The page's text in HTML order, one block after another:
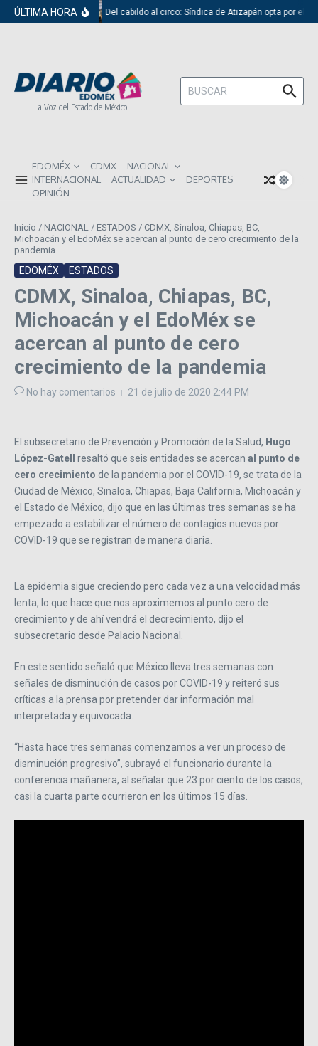
Saltar al contenido
ÚLTIMA HORA Del cabildo al circo: Síndica de Atizapán opta por el
La Voz del Estado de México
Buscar:
EDOMÉX CDMX
NACIONAL
INTERNACIONAL
ACTUALIDAD
DEPORTES
OPINIÓN
Inicio / NACIONAL / ESTADOS / CDMX, Sinaloa, Chiapas, BC,
Michoacán y el EdoMéx se acercan al punto de cero crecimiento de la
pandemia
EDOMÉX ESTADOS
CDMX, Sinaloa, Chiapas, BC,
Michoacán y el EdoMéx se
acercan al punto de cero
crecimiento de la pandemia
No hay comentarios 21 de julio de 2020 2:44 PM
El subsecretario de Prevención y Promoción de la Salud, Hugo
López-Gatell resaltó que seis entidades se acercan al punto de
cero crecimiento de la pandemia por el COVID-19, se trata de la
Ciudad de México, Sinaloa, Chiapas, Baja California, Michoacán y
el Estado de México, dijo que en las últimas tres semanas se ha
empezado a estabilizar el número de contagios nuevos por
COVID-19 que se registran de manera diaria.
La epidemia sigue creciendo pero cada vez a una velocidad más
lenta, lo que hace que nos aproximemos al punto cero de
crecimiento y de ahí vendrá el decrecimiento, dijo el
subsecretario desde Palacio Nacional.
En este sentido señaló que México lleva tres semanas con
señales de disminución de casos por COVID-19 y reiteró sus
críticas a la prensa por pretender dar información mal
interpretada y equivocada.
“Hasta hace tres semanas comenzamos a ver un proceso de
disminución progresivo”, subrayó el funcionario durante la
conferencia mañanera, al señalar que 23 por ciento de los casos,
casi la cuarta parte ocurrieron en los últimos 15 días.